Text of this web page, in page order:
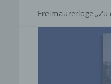
Freimaurerloge